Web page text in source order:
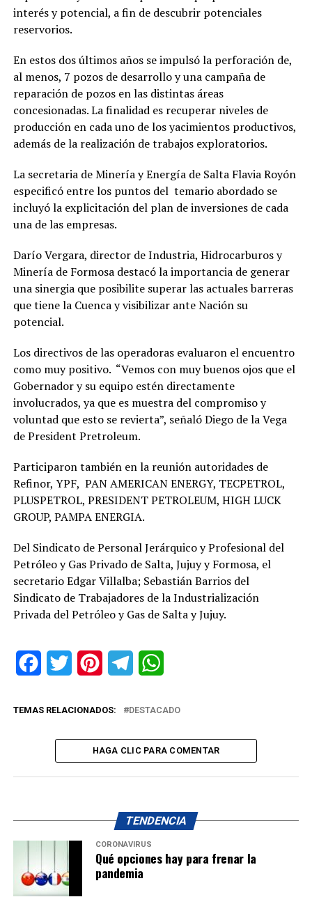
interés y potencial, a fin de descubrir potenciales
reservorios.
En estos dos últimos años se impulsó la perforación de,
al menos, 7 pozos de desarrollo y una campaña de
reparación de pozos en las distintas áreas
concesionadas. La finalidad es recuperar niveles de
producción en cada uno de los yacimientos productivos,
además de la realización de trabajos exploratorios.
La secretaria de Minería y Energía de Salta Flavia Royón
especificó entre los puntos del temario abordado se
incluyó la explicitación del plan de inversiones de cada
una de las empresas.
Darío Vergara, director de Industria, Hidrocarburos y
Minería de Formosa destacó la importancia de generar
una sinergia que posibilite superar las actuales barreras
que tiene la Cuenca y visibilizar ante Nación su
potencial.
Los directivos de las operadoras evaluaron el encuentro
como muy positivo. “Vemos con muy buenos ojos que el
Gobernador y su equipo estén directamente
involucrados, ya que es muestra del compromiso y
voluntad que esto se revierta”, señaló Diego de la Vega
de President Pretroleum.
Participaron también en la reunión autoridades de
Refinor, YPF, PAN AMERICAN ENERGY, TECPETROL,
PLUSPETROL, PRESIDENT PETROLEUM, HIGH LUCK
GROUP, PAMPA ENERGIA.
Del Sindicato de Personal Jerárquico y Profesional del
Petróleo y Gas Privado de Salta, Jujuy y Formosa, el
secretario Edgar Villalba; Sebastián Barrios del
Sindicato de Trabajadores de la Industrialización
Privada del Petróleo y Gas de Salta y Jujuy.
FacebookTwitter PinterestTelegram
TEMAS RELACIONADOS: DESTACADO
HAGA CLIC PARA COMENTAR
TENDENCIA
CORONAVIRUS
Qué opciones hay para frenar la
pandemia